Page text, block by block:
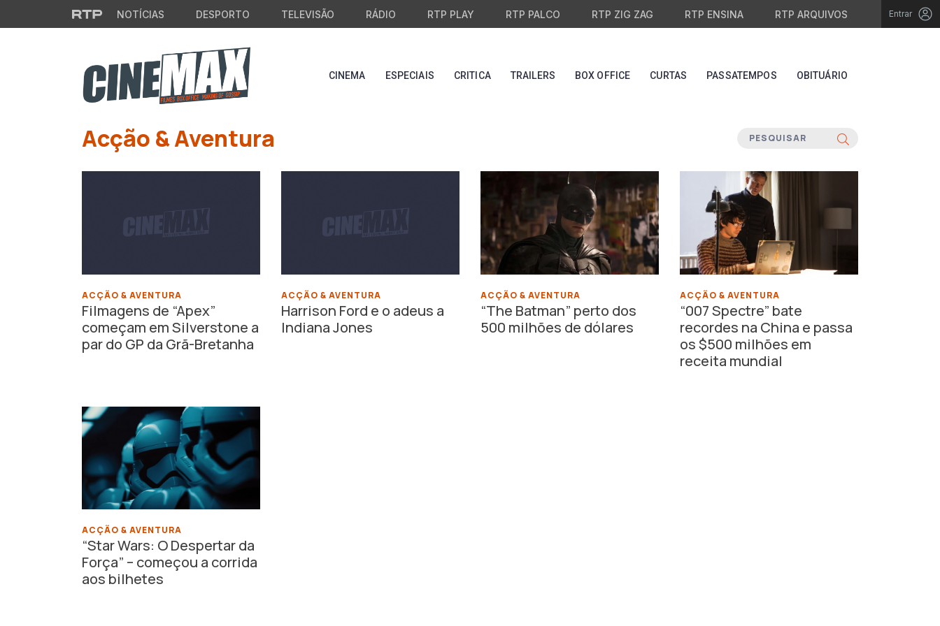
Saltar para o conteúdo principal
NOTÍCIAS DESPORTO TELEVISÃO RÁDIO RTP PLAY RTP PALCO RTP ZIG ZAG RTP ENSINA RTP ARQUIVOS Entrar
CINEMA ESPECIAIS CRITICA TRAILERS BOX OFFICE CURTAS PASSATEMPOS OBITUÁRIO
Acção & Aventura
ACÇÃO & AVENTURA
Filmagens de “Apex”
começam em Silverstone a
par do GP da Grã-Bretanha
ACÇÃO & AVENTURA
Harrison Ford e o adeus a
Indiana Jones
ACÇÃO & AVENTURA
“The Batman” perto dos
500 milhões de dólares
ACÇÃO & AVENTURA
“007 Spectre” bate
recordes na China e passa
os $500 milhões em
receita mundial
ACÇÃO & AVENTURA
“Star Wars: O Despertar da
Força” – começou a corrida
aos bilhetes